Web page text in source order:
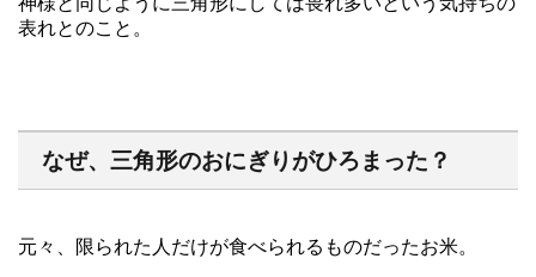
表れとのこと。
なぜ、三角形のおにぎりがひろまった？
元々、限られた人だけが食べられるものだったお米。